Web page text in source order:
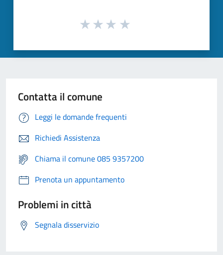
Contatta il comune
Leggi le domande frequenti
Richiedi Assistenza
Chiama il comune 085 9357200
Prenota un appuntamento
Problemi in città
Segnala disservizio